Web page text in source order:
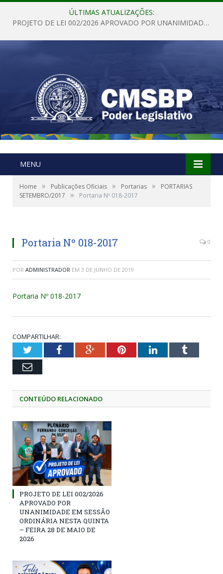
ÚLTIMAS ATUALIZAÇÕES:
PROJETO DE LEI 002/2026 APROVADO POR UNANIMIDADE EM SESSÃO ORDINÁRIA NESTA QUINTA – FEIRA 28 DE MAIO DE 2026
MENU
Home » Publicações Oficiais » Portarias »
PORTARIAS
SETEMBRO/2017
» Portaria Nº 018-2017
Portaria Nº 018-2017 0
POR ADMINISTRADOR EM 3 DE JUNHO DE 2019
Portaria Nº 018-2017
COMPARTILHAR:
TwitterFacebookGoogle+PinterestLinkedInTumblr
Email
CONTEÚDO RELACIONADO
PROJETO DE LEI 002/2026
APROVADO POR
UNANIMIDADE EM SESSÃO
ORDINÁRIA NESTA QUINTA
– FEIRA 28 DE MAIO DE
2026